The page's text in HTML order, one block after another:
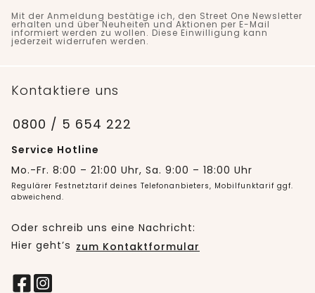
Mit der Anmeldung bestätige ich, den Street One Newsletter
erhalten und über Neuheiten und Aktionen per E-Mail
informiert werden zu wollen. Diese Einwilligung kann
jederzeit widerrufen werden.
Kontaktiere uns
0800 / 5 654 222
Service Hotline
Mo.-Fr. 8:00 – 21:00 Uhr, Sa. 9:00 – 18:00 Uhr
Regulärer Festnetztarif deines Telefonanbieters, Mobilfunktarif ggf.
abweichend.
Oder schreib uns eine Nachricht:
Hier geht’s zum Kontaktformular